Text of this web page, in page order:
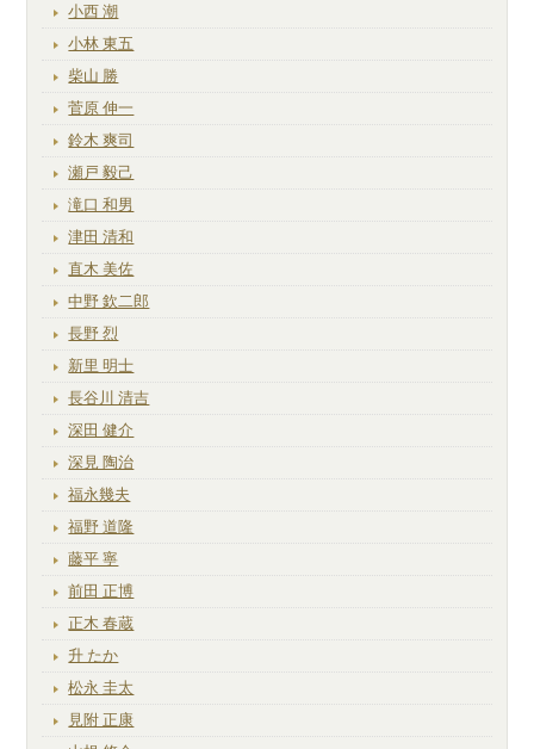
小西 潮
小林 東五
柴山 勝
菅原 伸一
鈴木 爽司
瀬戸 毅己
滝口 和男
津田 清和
直木 美佐
中野 欽二郎
長野 烈
新里 明士
長谷川 清吉
深田 健介
深見 陶治
福永幾夫
福野 道隆
藤平 寧
前田 正博
正木 春蔵
升 たか
松永 圭太
見附 正康